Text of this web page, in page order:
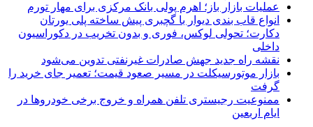
عملیات بازار باز؛ اهرم پولی بانک مرکزی برای مهار تورم
انواع قاب بندی دیوار با گچبری پیش ساخته پلی یورتان
دکارت؛ تحولی لوکس، فوری و بدون تخریب در دکوراسیون
داخلی
نقشه راه جدید جهش صادرات غیرنفتی تدوین می‌شود
بازار موتورسیکلت در مسیر صعود قیمت؛ تعمیر جای خرید را
گرفت
ممنوعیت رجیستری تلفن همراه و خروج برخی خودروها در
ایام اربعین